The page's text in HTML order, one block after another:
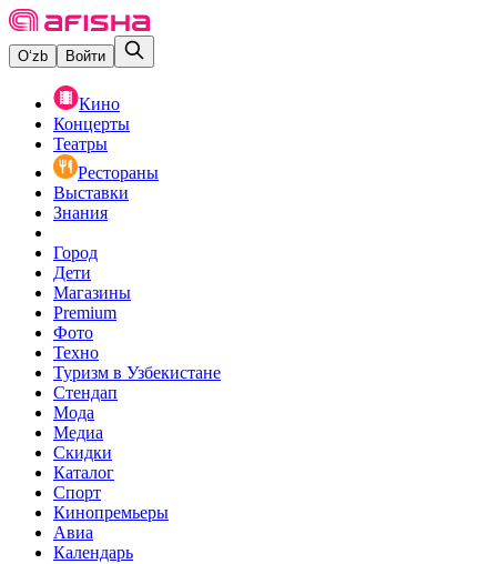
O‘zb Войти
Кино
Концерты
Театры
Рестораны
Выставки
Знания
Город
Дети
Магазины
Premium
Фото
Техно
Туризм в Узбекистане
Стендап
Мода
Медиа
Скидки
Каталог
Спорт
Кинопремьеры
Авиа
Календарь